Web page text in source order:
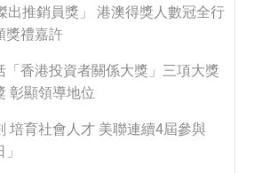
出推銷員獎」 港澳得獎人數冠全行
獎禮嘉許
「香港投資者關係大獎」三項大獎
彰顯領導地位
培育社會人才 美聯連續4屆參與